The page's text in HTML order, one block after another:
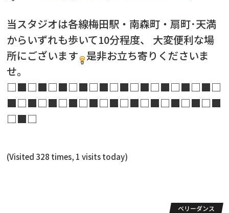
当スタジオは各線梅田駅・南森町・扇町･天満
からいずれも歩いて10分程度、 大変便利な場
所にございます
是非お立ち寄りくださいま
せ。
□■□■□■□■□■□■□■□■□■□■□
■□■□■□■□■□■□■□■□■□■□■
□■□
(Visited 328 times, 1 visits today)
ベリーダンス